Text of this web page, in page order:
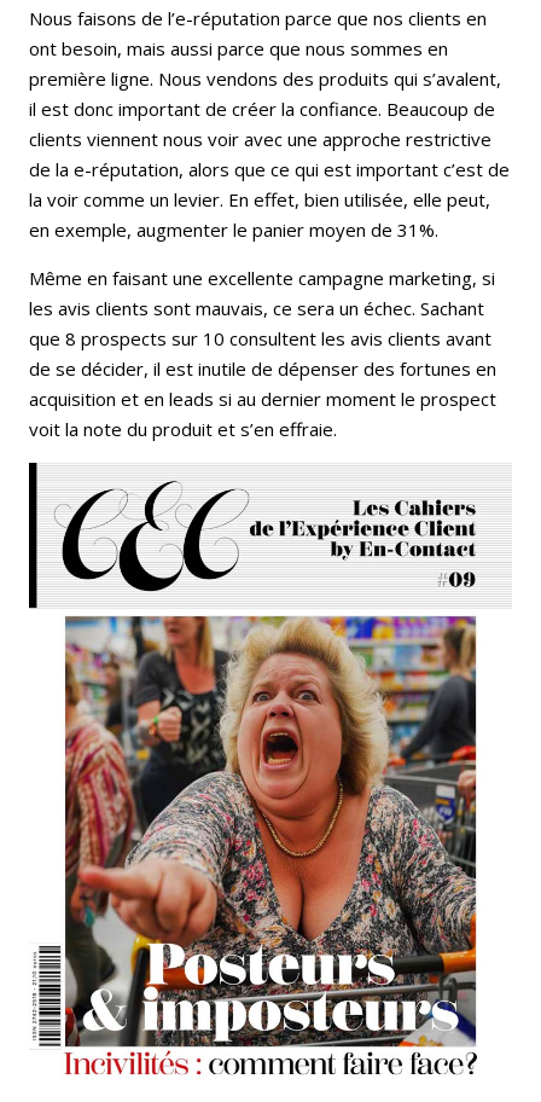
Nous faisons de l’e-réputation parce que nos clients en
ont besoin, mais aussi parce que nous sommes en
première ligne. Nous vendons des produits qui s’avalent,
il est donc important de créer la confiance. Beaucoup de
clients viennent nous voir avec une approche restrictive
de la e-réputation, alors que ce qui est important c’est de
la voir comme un levier. En effet, bien utilisée, elle peut,
en exemple, augmenter le panier moyen de 31%.
Même en faisant une excellente campagne marketing, si
les avis clients sont mauvais, ce sera un échec. Sachant
que 8 prospects sur 10 consultent les avis clients avant
de se décider, il est inutile de dépenser des fortunes en
acquisition et en leads si au dernier moment le prospect
voit la note du produit et s’en effraie.